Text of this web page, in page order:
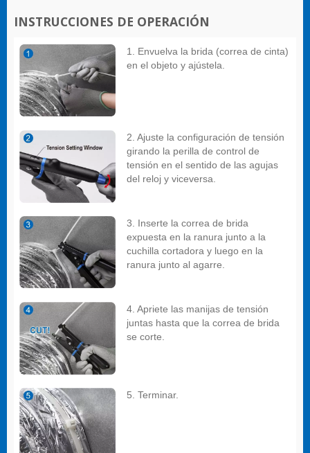
INSTRUCCIONES DE OPERACIÓN
1. Envuelva la brida (correa de cinta)
en el objeto y ajústela.
2. Ajuste la configuración de tensión
girando la perilla de control de
tensión en el sentido de las agujas
del reloj y viceversa.
3. Inserte la correa de brida
expuesta en la ranura junto a la
cuchilla cortadora y luego en la
ranura junto al agarre.
4. Apriete las manijas de tensión
juntas hasta que la correa de brida
se corte.
5. Terminar.